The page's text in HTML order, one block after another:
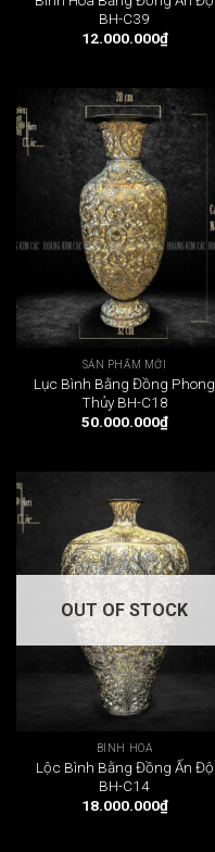
BH-C39
12.000.000₫
SẢN PHẨM MỚI
Lục Bình Bằng Đồng Phong
Thủy BH-C18
50.000.000₫
OUT OF STOCK
BÌNH HOA
Lộc Bình Bằng Đồng Ấn Độ
BH-C14
18.000.000₫